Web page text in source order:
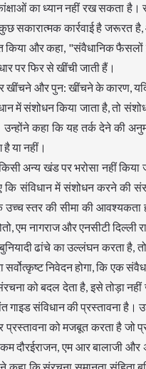
का ध्यान नहीं रख सकता
सकारात्मक कार्रवाई है जरूरत
किया और कहा, "संवैधानिक
पर फिर से खींची जाती हैं।
और पुन: खींचने के कारण, यदि
में संशोधन किया जाता है, तो
कहा कि यह तर्क देने की
या नहीं।
यदि वे यह दिखा सकते हैं, तो यह संशोधन बुनियादी ढांचे का उल्लंघन करता है। और उन्हें यह दिखाना होगा कि 50% उल्लंघन योग्य है। मेरा निवेदन क्या वह संशोधन गरीब लोगों को एक वर्ग के रूप में मानता है। यह लचीला है और बुनियादी ढांचे का उल्लंघन नहीं कर सकता है। पर्याप्त प्रतिनिधित्व आरक्षण का एकमात्र कारण नहीं है। उदाहरण के लिए, कई राज्यों में शारीरिक रूप से दिव्यांग लोगों के लिए आरक्षण है, प्रतिनिधित्व का कोई कारण नहीं है, केवल उनकी सक्षमता के लिए आरक्षण दिया जाता है।" इधर, जस्टिस भट ने कहा, "एक हिस्सा यह है कि यह सब अनारक्षित श्रेणी में भी जुड़ जाता है। हम इसे पसंद करते हैं या नहीं, एक हिस्सा आरक्षित श्रेणी में जाता है। अन्य भाग क्षैतिज श्रेणियों जैसे पूर्व सैनिकों, लिंग और दिव्यांग उम्मीदवारों आदि में कतार में शामिल हो जाते हैं। तो वे कतार में शामिल हो जाते हैं। इसलिए जब हम कहते हैं कि सामान्य वर्ग को बाहर रखने की प्रवृत्ति समान है तो एक आदमी, एक लड़का जो दिव्यांग नहीं है, जो आरक्षित वर्ग से संबंधित नहीं है, और जो सिविल सेवा का आदमी नहीं है, उसका मौका सिकुड़ जाता है। आपके कहने के लिए कि सीट एक लड़की या दिव्यांग व्यक्ति को गई है, उस लड़के के लिए यह ठंडा आराम है। उसने वह अवसर खो दिया है। यानी सामान्य वर्ग 10% तक ले लो। आपको विचार को भी लेना होगा। आज, यह कहने का कोई तरीका नहीं है कि यह क्षैतिज है। जस्टिस जीवन रेड्डी ने इसकी कल्पना की, यह आरक्षित वर्ग की सीमा तक प्रतिच्छेद कर रहा है। लेकिन अनारक्षित श्रेणी की बात करें तो कोई चौराहा नहीं है। यदि आप जोड़ते हैं इन पर, वे कतार में शामिल हो जाएंगे। यदि वे कतार में शामिल हो जाते हैं तो यह 10% होगा या 15%, प्रत्येक राज्य पर निर्भर करता है। यूपी में 20% लिंग आरक्षण है, फिर सिविल सेवक, दिव्यांग वर्ग आदि हैं। तो हमें उस वास्तविकता के साथ जाना होगा। जब आप किसी वर्ग के लिए समानता को बढ़ाते हैं, उन्हें प्रतिनिधित्व देने के लिए, उन्हें सशक्त बनाने के लिए, इसमें कुछ भी गलत नहीं है। मैं बस इतना ही कह रहा हूं कि यह उसका छिपा हुआ हिस्सा है। यह संवैधानिक विमर्श में शामिल नहीं है। क्षैतिज आरक्षण के मामलों को छोड़कर इंद्रा साहनी के बाद क्षैतिज आरक्षण के प्रभाव का अध्ययन नहीं किया गया है।" IV. आर्थिक मानदंड पिछड़ेपन का निर्धारक हो सकता है : एसजी एसजी मेहता ने तब प्रस्तुत किया कि कई ईडब्ल्यूएस से लाभान्वित हो रहे हैं और यह कि आर्थिक मानदंड पिछड़ेपन के